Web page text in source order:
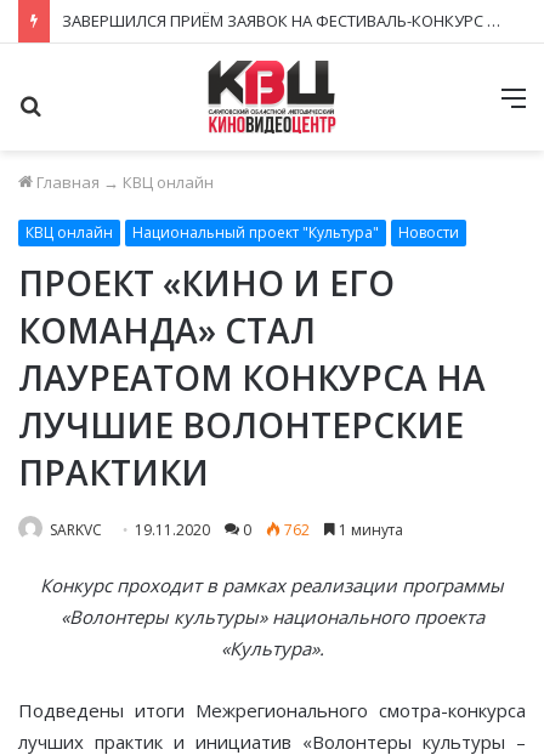
ЗАВЕРШИЛСЯ ПРИЁМ ЗАЯВОК НА ФЕСТИВАЛЬ-КОНКУРС «КИНОВЕРТИКАЛЬ 2026»
Главная → КВЦ онлайн
КВЦ онлайн Национальный проект "Культура" Новости
ПРОЕКТ «КИНО И ЕГО
КОМАНДА» СТАЛ
ЛАУРЕАТОМ КОНКУРСА НА
ЛУЧШИЕ ВОЛОНТЕРСКИЕ
ПРАКТИКИ
SARKVC 19.11.2020 0 762 1 минута
Конкурс проходит в рамках реализации программы
«Волонтеры культуры» национального проекта
«Культура».
Подведены итоги Межрегионального смотра-конкурса
лучших практик и инициатив «Волонтеры культуры –